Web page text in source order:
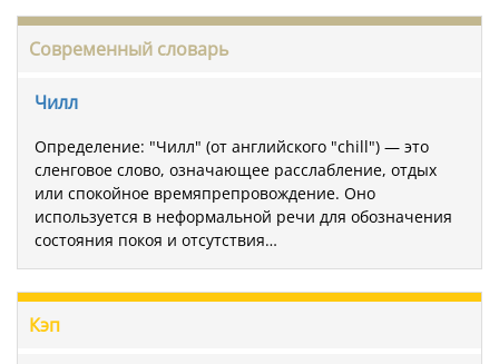
Современный словарь
Чилл
Определение: "Чилл" (от английского "chill") — это
сленговое слово, означающее расслабление, отдых
или спокойное времяпрепровождение. Оно
используется в неформальной речи для обозначения
состояния покоя и отсутствия…
Кэп